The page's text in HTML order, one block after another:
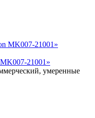
21001»
умеренные